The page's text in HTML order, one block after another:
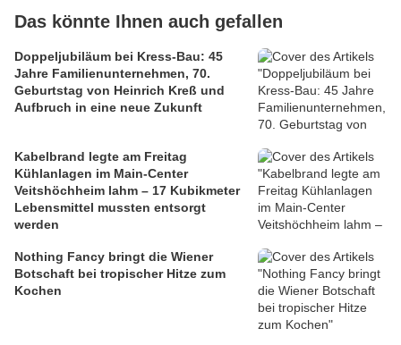
Das könnte Ihnen auch gefallen
Doppeljubiläum bei Kress-Bau: 45
Jahre Familienunternehmen, 70.
Geburtstag von Heinrich Kreß und
Aufbruch in eine neue Zukunft
Kabelbrand legte am Freitag
Kühlanlagen im Main-Center
Veitshöchheim lahm – 17 Kubikmeter
Lebensmittel mussten entsorgt
werden
Nothing Fancy bringt die Wiener
Botschaft bei tropischer Hitze zum
Kochen